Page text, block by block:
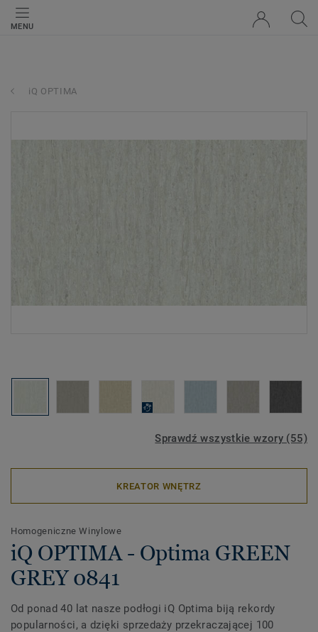
MENU
iQ OPTIMA
Sprawdź wszystkie wzory (55)
KREATOR WNĘTRZ
Homogeniczne Winylowe
iQ OPTIMA - Optima GREEN
GREY 0841
Od ponad 40 lat nasze podłogi iQ Optima biją rekordy
popularności, a dzięki sprzedaży przekraczającej 100